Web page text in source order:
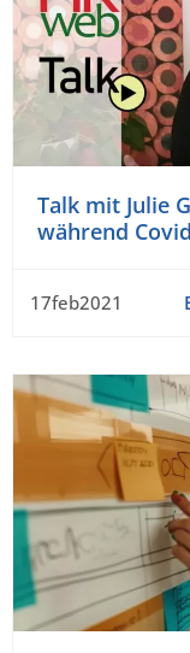
Talk mit Julie
während Covid
17feb2021